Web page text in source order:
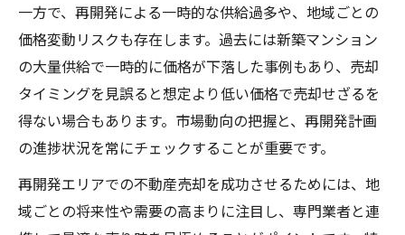
一方で、再開発による一時的な供給過多や、地域ごとの
価格変動リスクも存在します。過去には新築マンション
の大量供給で一時的に価格が下落した事例もあり、売却
タイミングを見誤ると想定より低い価格で売却せざるを
得ない場合もあります。市場動向の把握と、再開発計画
の進捗状況を常にチェックすることが重要です。
再開発エリアでの不動産売却を成功させるためには、地
域ごとの将来性や需要の高まりに注目し、専門業者と連